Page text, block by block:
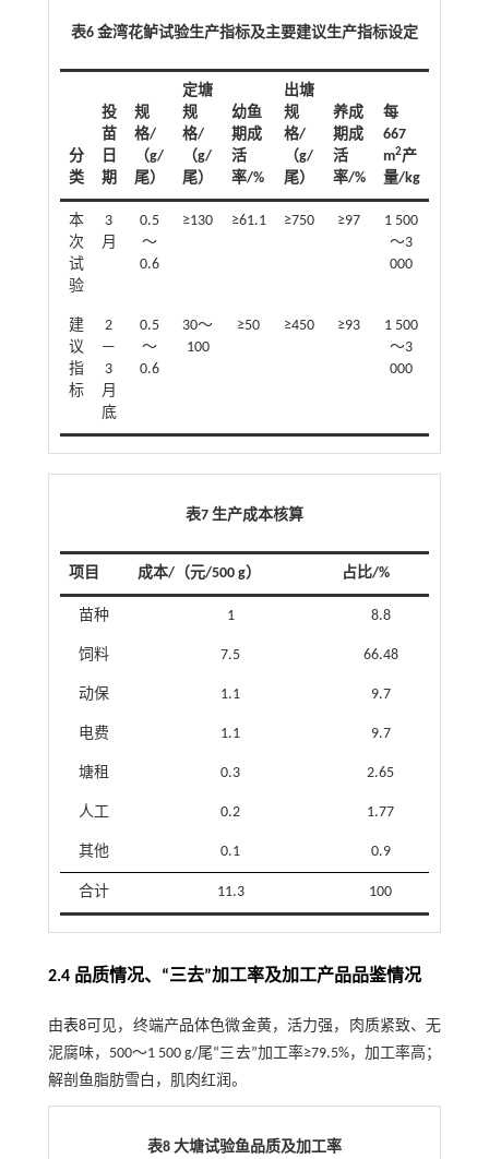
表6 金湾花鲈试验生产指标及主要建议生产指标设定
分
类
投
苗
日
期
规
格/
（g/
尾）
定塘
规
格/
（g/
尾）
幼鱼
期成
活
率/%
出塘
规
格/
（g/
尾）
养成
期成
活
率/%
每
667
m2产
量/kg
本
次
试
验
3
月
0.5
～
0.6
≥130 ≥61.1 ≥750 ≥97
1 500
～3
000
建
议
指
标
2
—
3
月
底
0.5
～
0.6
30～
100
≥50 ≥450 ≥93
1 500
～3
000
表7 生产成本核算
项目 成本/（元/500 g） 占比/%
合计 11.3 100
苗种 1 8.8
饲料 7.5 66.48
动保 1.1 9.7
电费 1.1 9.7
塘租 0.3 2.65
人工 0.2 1.77
其他 0.1 0.9
2.4 品质情况、“三去”加工率及加工产品品鉴情况
由表8可见，终端产品体色微金黄，活力强，肉质紧致、无
泥腐味，500～1 500 g/尾“三去”加工率≥79.5%，加工率高；
解剖鱼脂肪雪白，肌肉红润。
表8 大塘试验鱼品质及加工率